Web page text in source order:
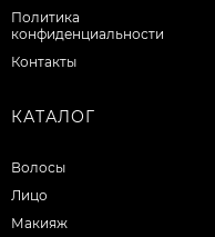
Политика
конфиденциальности
Контакты
КАТАЛОГ
Волосы
Лицо
Макияж